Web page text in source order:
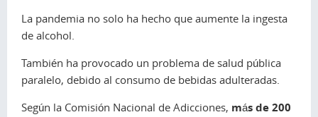
La pandemia no solo ha hecho que aumente la ingesta
de alcohol.
También ha provocado un problema de salud pública
paralelo, debido al consumo de bebidas adulteradas.
Según la Comisión Nacional de Adicciones, más de 200